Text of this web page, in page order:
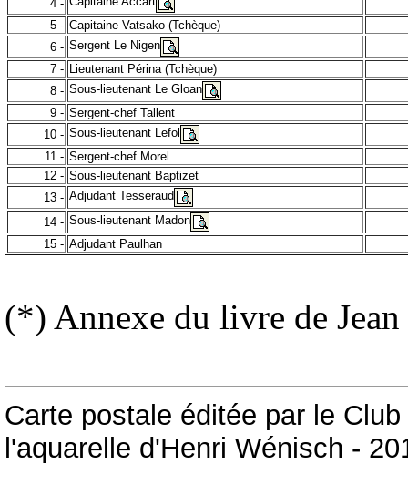
4 -
5 - Capitaine Vatsako (Tchèque)
6 - Sergent Le Nigen
7 -
Lieutenant Périna (Tchèque)
8 - Sous-lieutenant Le Gloan
9 - Sergent-chef Tallent
10 - Sous-lieutenant Lefol
11 - Sergent-chef Morel
12 - Sous-lieutenant Baptizet
13 - Adjudant Tesseraud
14 - Sous-lieutenant Madon
15 - Adjudant Paulhan
(*) Annexe du livre de
Carte postale éditée par le
l'aquarelle d'Henri Wénisch -